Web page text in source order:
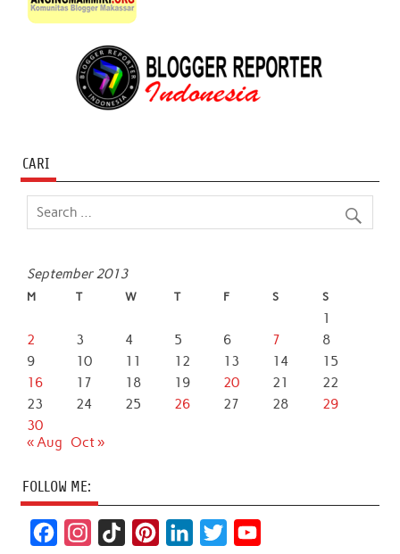
CARI
September 2013
M T W T F S S
1
2
3 4 5 6 7
8
9
10 11 12 13 14
15
16
17 18 19 20 21
22
23
24 25 26 27 28
29
30
« Aug
Oct »
FOLLOW ME: